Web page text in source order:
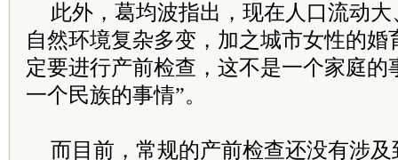
此外，葛均波指出，现在人口流动
自然环境复杂多变，加之城市女性的婚
定要进行产前检查，这不是一个家庭的
一个民族的事情”。
而目前，常规的产前检查还没有涉